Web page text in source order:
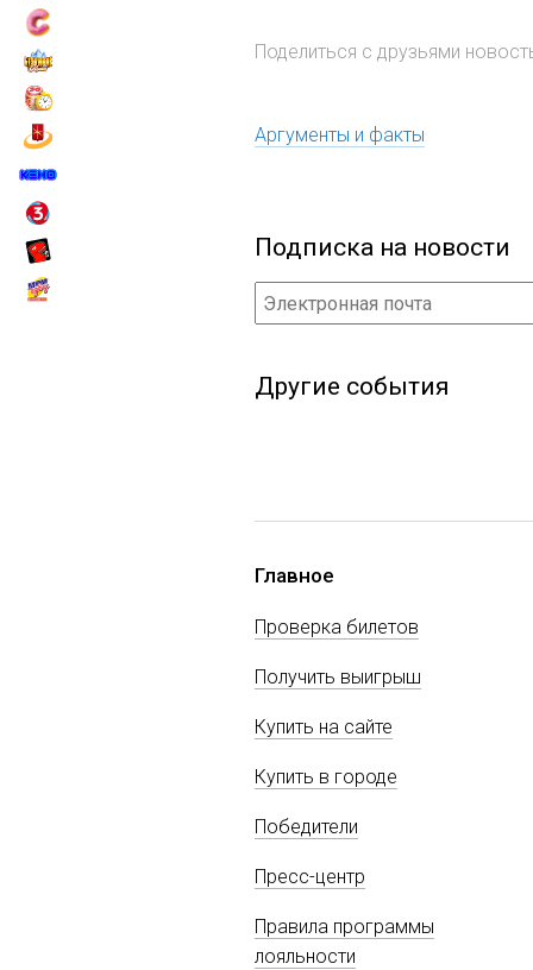
Поделиться с друзьями
Аргументы и факты
Подписка на новости
Другие события
Главное
Проверка билетов
Получить выигрыш
Купить на сайте
Купить в городе
Победители
Пресс-центр
Правила программы
лояльности